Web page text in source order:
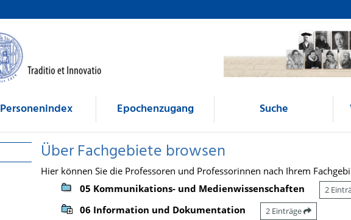
Personenindex Epochenzugang Suche
Über Fachgebiete browsen
Hier können Sie die Professoren und Professorinnen nach Ihrem
05 Kommunikations- und Medienwissenschaften
2
06 Information und Dokumentation 2 Einträge